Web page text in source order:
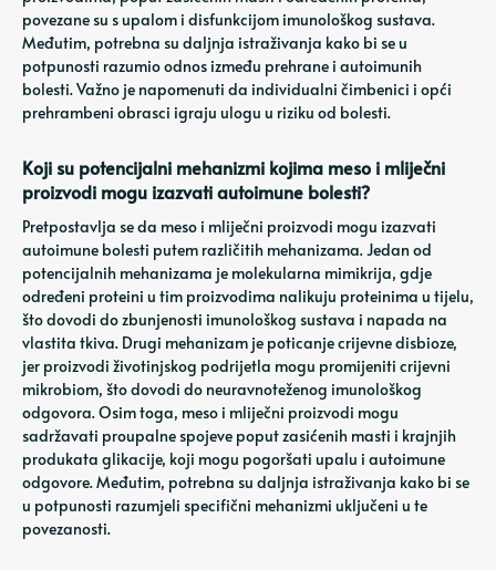
povezane su s upalom i disfunkcijom imunološkog sustava.
Međutim, potrebna su daljnja istraživanja kako bi se u
potpunosti razumio odnos između prehrane i autoimunih
bolesti. Važno je napomenuti da individualni čimbenici i opći
prehrambeni obrasci igraju ulogu u riziku od bolesti.
Koji su potencijalni mehanizmi kojima meso i mliječni
proizvodi mogu izazvati autoimune bolesti?
Pretpostavlja se da meso i mliječni proizvodi mogu izazvati
autoimune bolesti putem različitih mehanizama. Jedan od
potencijalnih mehanizama je molekularna mimikrija, gdje
određeni proteini u tim proizvodima nalikuju proteinima u tijelu,
što dovodi do zbunjenosti imunološkog sustava i napada na
vlastita tkiva. Drugi mehanizam je poticanje crijevne disbioze,
jer proizvodi životinjskog podrijetla mogu promijeniti crijevni
mikrobiom, što dovodi do neuravnoteženog imunološkog
odgovora. Osim toga, meso i mliječni proizvodi mogu
sadržavati proupalne spojeve poput zasićenih masti i krajnjih
produkata glikacije, koji mogu pogoršati upalu i autoimune
odgovore. Međutim, potrebna su daljnja istraživanja kako bi se
u potpunosti razumjeli specifični mehanizmi uključeni u te
povezanosti.